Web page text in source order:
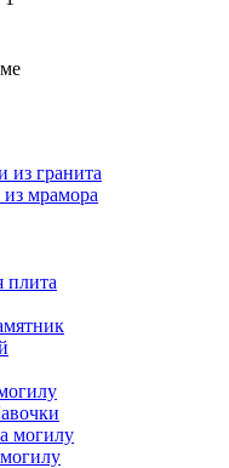
из гранита
мрамора
плита
могилу